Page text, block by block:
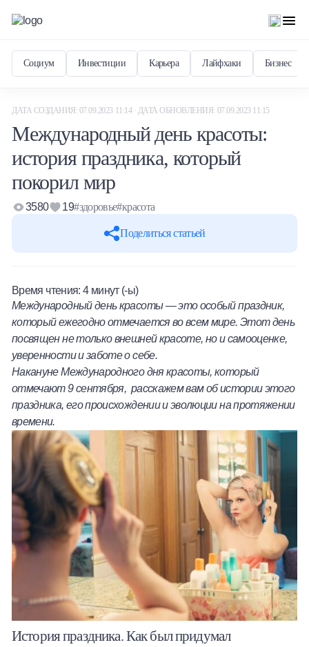
Социум Инвестиции Карьера Лайфхаки Бизнес
Халва
Онлайн-обменник
Премиальный сервис Prime Line
Мобильный банк MOBY
Потребительский кредит
Карта КАКТУС
Продукты для Бизнеса
ДАТА СОЗДАНИЯ: 07.09.2023 11:14 · ДАТА ОБНОВЛЕНИЯ: 07.09.2023 11:15
Международный день красоты:
история праздника, который
покорил мир
Поделиться статьей
3580 19#здоровье#красота
Время чтения:4 минут (-ы)
Международный день красоты — это особый праздник,
который ежегодно отмечается во всем мире. Этот день
посвящен не только внешней красоте, но и самооценке,
уверенности и заботе о себе.
Накануне Международного дня красоты, который
отмечают 9 сентября, расскажем вам об истории этого
праздника, его происхождении и эволюции на протяжении
времени.
История праздника. Как был придумал